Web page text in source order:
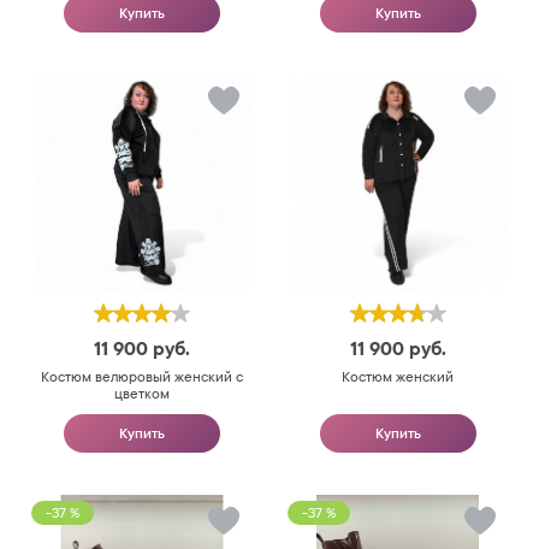
Купить Купить
11 900 руб.
Костюм велюровый женский с
цветком
Купить
11 900 руб.
Костюм женский
Купить
-37 % -37 %